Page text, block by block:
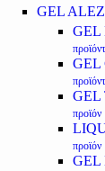
GEL
GEL
GEL
GEL
προϊόν
προϊόν
GEL